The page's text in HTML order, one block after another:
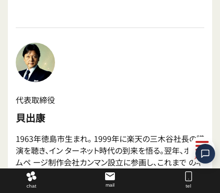
代表取締役
貝出康
1963年徳島市生まれ。 1999年に楽天の三木谷社長の講
演を聴き、イン ターネット時代の到来を悟る。翌年、ホー
ムペ ージ制作会社カンマン設立に参画し、これまで のキ
ャリアで培った営業や人事のスキルを活か しての顧客開
拓や社内・労務管理を実践。2019 年〜代表取締役。
chat mail tel